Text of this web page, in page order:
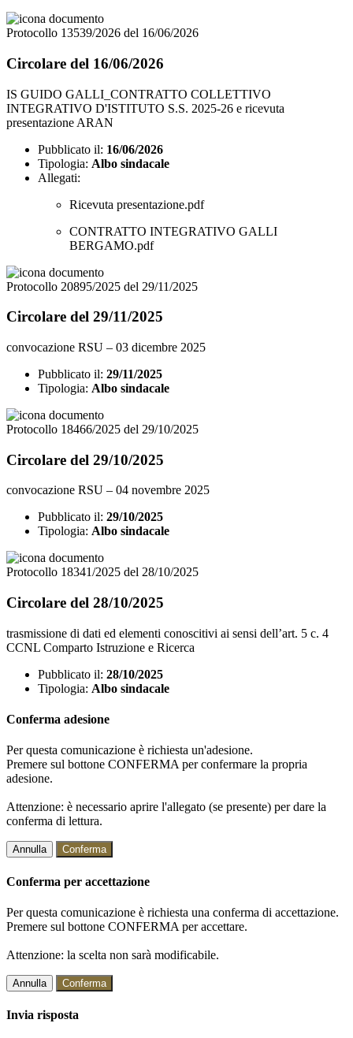
Protocollo 13539/2026 del 16/06/2026
Circolare del 16/06/2026
IS GUIDO GALLI_CONTRATTO COLLETTIVO
INTEGRATIVO D'ISTITUTO S.S. 2025-26 e ricevuta
presentazione ARAN
Pubblicato il: 16/06/2026
Tipologia: Albo sindacale
Allegati:
Ricevuta presentazione.pdf
CONTRATTO INTEGRATIVO GALLI
BERGAMO.pdf
Protocollo 20895/2025 del 29/11/2025
Circolare del 29/11/2025
convocazione RSU – 03 dicembre 2025
Pubblicato il: 29/11/2025
Tipologia: Albo sindacale
Protocollo 18466/2025 del 29/10/2025
Circolare del 29/10/2025
convocazione RSU – 04 novembre 2025
Pubblicato il: 29/10/2025
Tipologia: Albo sindacale
Protocollo 18341/2025 del 28/10/2025
Circolare del 28/10/2025
trasmissione di dati ed elementi conoscitivi ai sensi dell’art. 5 c. 4
CCNL Comparto Istruzione e Ricerca
Pubblicato il: 28/10/2025
Tipologia: Albo sindacale
Conferma adesione
Per questa comunicazione è richiesta un'adesione.
Premere sul bottone CONFERMA per confermare la propria
adesione.
Attenzione: è necessario aprire l'allegato (se presente) per dare la
conferma di lettura.
Annulla Conferma
Conferma per accettazione
Per questa comunicazione è richiesta una conferma di accettazione.
Premere sul bottone CONFERMA per accettare.
Attenzione: la scelta non sarà modificabile.
Annulla Conferma
Invia risposta